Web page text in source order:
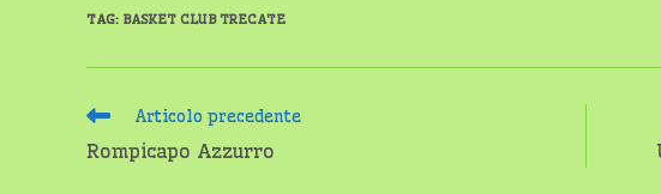
TAG: BASKET CLUB TRECATE
Leggi
articoli
Articolo precedente
Rompicapo Azzurro